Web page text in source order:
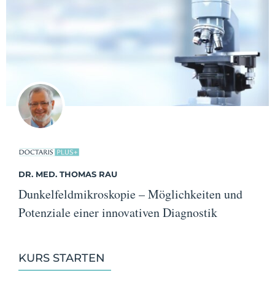
DR. MED. THOMAS RAU
Dunkelfeldmikroskopie – Möglichkeiten und
Potenziale einer innovativen Diagnostik
KURS STARTEN